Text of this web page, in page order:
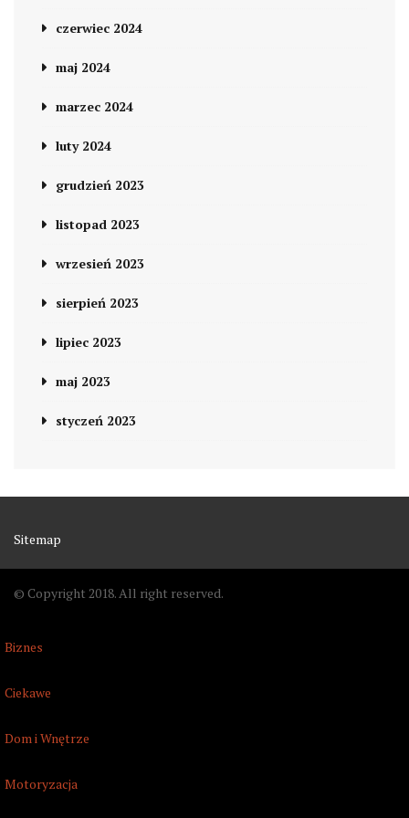
czerwiec 2024
maj 2024
marzec 2024
luty 2024
grudzień 2023
listopad 2023
wrzesień 2023
sierpień 2023
lipiec 2023
maj 2023
styczeń 2023
Sitemap
© Copyright 2018. All right reserved.
Biznes
Ciekawe
Dom i Wnętrze
Motoryzacja